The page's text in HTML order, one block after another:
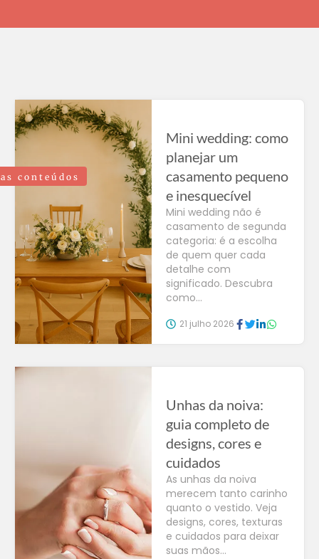
Mini wedding: como
planejar um
casamento pequeno
e inesquecível
Mini wedding não é
casamento de segunda
categoria: é a escolha
de quem quer cada
detalhe com
significado. Descubra
como...
21 julho 2026
Unhas da noiva:
guia completo de
designs, cores e
cuidados
As unhas da noiva
merecem tanto carinho
quanto o vestido. Veja
designs, cores, texturas
e cuidados para deixar
suas mãos...
conteúdos